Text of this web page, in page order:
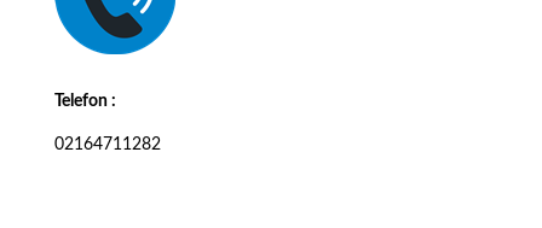
Telefon :
02164711282